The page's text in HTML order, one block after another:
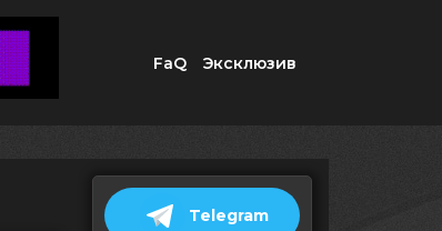
FaQ Эксклюзив
Telegram